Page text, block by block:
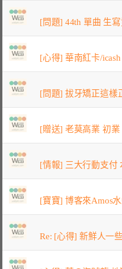
[問題] 44th 單曲 生
[心得] 華南紅卡/
[問題] 拔牙矯正這樣
[贈送] 老莫高業 初業
[情報] 三大行動支付
[寶寶] 博客來Amos
Re: [心得] 新鮮人一